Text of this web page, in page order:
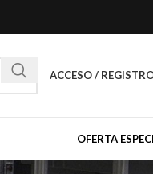
ACCESO /
OFERTA